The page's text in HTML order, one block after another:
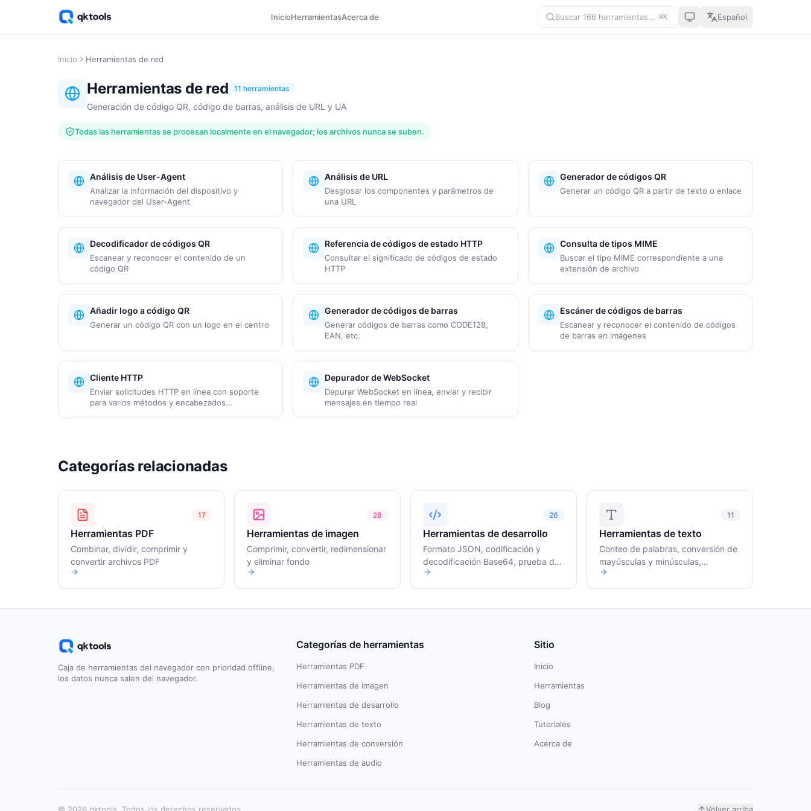
InicioHerramientasAcerca de Buscar 166 herramientas... ⌘K Español
Inicio Herramientas de red
Herramientas de red 11 herramientas
Generación de código QR, código de barras, análisis de URL y UA
Todas las herramientas se procesan localmente en el navegador; los archivos nunca se suben.
Análisis de User-Agent
Analizar la información del dispositivo y
navegador del User-Agent
Análisis de URL
Desglosar los componentes y parámetros de
una URL
Generador de códigos QR
Generar un código QR a partir de texto o enlace
Decodificador de códigos QR
Escanear y reconocer el contenido de un
código QR
Referencia de códigos de estado HTTP
Consultar el significado de códigos de estado
HTTP
Consulta de tipos MIME
Buscar el tipo MIME correspondiente a una
extensión de archivo
Añadir logo a código QR
Generar un código QR con un logo en el centro
Generador de códigos de barras
Generar códigos de barras como CODE128,
EAN, etc.
Escáner de códigos de barras
Escanear y reconocer el contenido de códigos
de barras en imágenes
Cliente HTTP
Enviar solicitudes HTTP en línea con soporte
para varios métodos y encabezados
Depurador de WebSocket
Depurar WebSocket en línea, enviar y recibir
mensajes en tiempo real
Categorías relacionadas
17
Herramientas PDF
Combinar, dividir, comprimir y
convertir archivos PDF
28
Herramientas de imagen
Comprimir, convertir, redimensionar
y eliminar fondo
26
Herramientas de desarrollo
Formato JSON, codificación y
decodificación Base64, prueba de
expresiones regulares
11
Herramientas de texto
Conteo de palabras, conversión de
mayúsculas y minúsculas,
comparación de texto
Caja de herramientas del navegador con prioridad offline,
los datos nunca salen del navegador.
Categorías de herramientas
Herramientas PDF
Herramientas de imagen
Herramientas de desarrollo
Herramientas de texto
Herramientas de conversión
Herramientas de audio
Sitio
Inicio
Herramientas
Blog
Tutoriales
Acerca de